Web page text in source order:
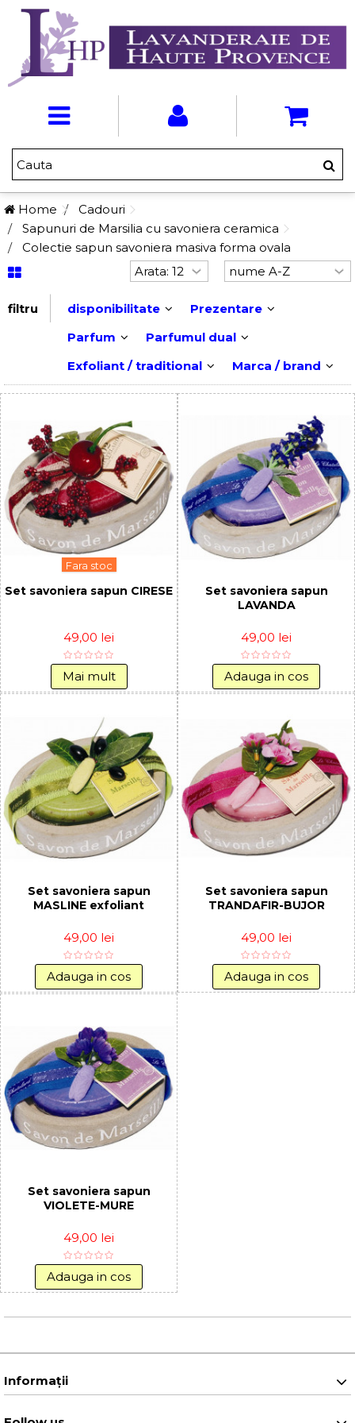
Home
Cadouri
Sapunuri de Marsilia cu savoniera ceramica
Colectie sapun savoniera masiva forma ovala
filtru disponibilitate
Prezentare
Parfum
Parfumul dual
Exfoliant / traditional
Marca / brand
Fara stoc
Set savoniera sapun CIRESE
49,00 lei
Mai mult
Set savoniera sapun
LAVANDA
49,00 lei
Adauga in cos
Set savoniera sapun
MASLINE exfoliant
49,00 lei
Adauga in cos
Set savoniera sapun
TRANDAFIR-BUJOR
49,00 lei
Adauga in cos
Set savoniera sapun
VIOLETE-MURE
49,00 lei
Adauga in cos
Informaţii